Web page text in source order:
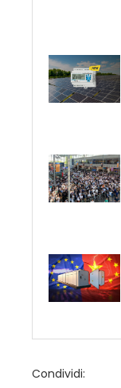
Condividi: